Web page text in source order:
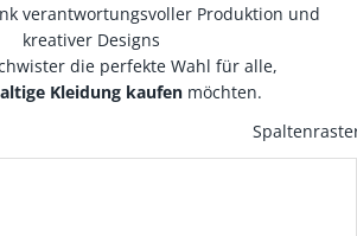
verantwortungsvoller Produktion und
kreativer Designs
die perfekte Wahl für alle,
Kleidung kaufen möchten.